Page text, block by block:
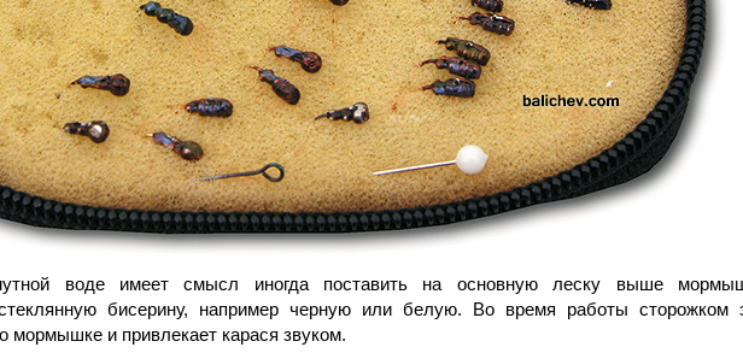
воде имеет смысл иногда поставить на основную леску выше
бисерину, например черную или белую. Во время работы сторожком
мормышке и привлекает карася звуком.